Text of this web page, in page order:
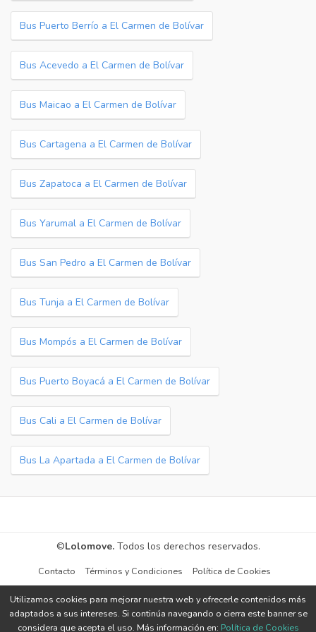
Bus Puerto Berrío a El Carmen de Bolívar
Bus Acevedo a El Carmen de Bolívar
Bus Maicao a El Carmen de Bolívar
Bus Cartagena a El Carmen de Bolívar
Bus Zapatoca a El Carmen de Bolívar
Bus Yarumal a El Carmen de Bolívar
Bus San Pedro a El Carmen de Bolívar
Bus Tunja a El Carmen de Bolívar
Bus Mompós a El Carmen de Bolívar
Bus Puerto Boyacá a El Carmen de Bolívar
Bus Cali a El Carmen de Bolívar
Bus La Apartada a El Carmen de Bolívar
Utilizamos cookies para mejorar nuestra web y ofrecerle contenidos más
adaptados a sus intereses. Si continúa navegando o cierra este banner se
considera que acepta el uso. Más información en: Política de Cookies
©Lolomove. Todos los derechos reservados.
Contacto Términos y Condiciones Política de Cookies